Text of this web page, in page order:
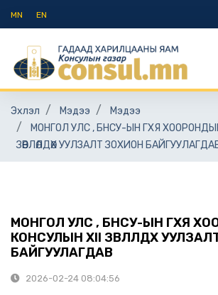
MN EN
Эхлэл Мэдээ
Мэдээ
МОНГОЛ УЛС , БНСУ-ЫН ГХЯ
ЗӨВЛӨЛДӨХ УУЛЗАЛТ ЗОХИОН
МОНГОЛ УЛС , БНСУ-ЫН ГХЯ
КОНСУЛЫН XII ЗӨВЛӨЛДӨХ
БАЙГУУЛАГДАВ
2026-02-24 08:04:56